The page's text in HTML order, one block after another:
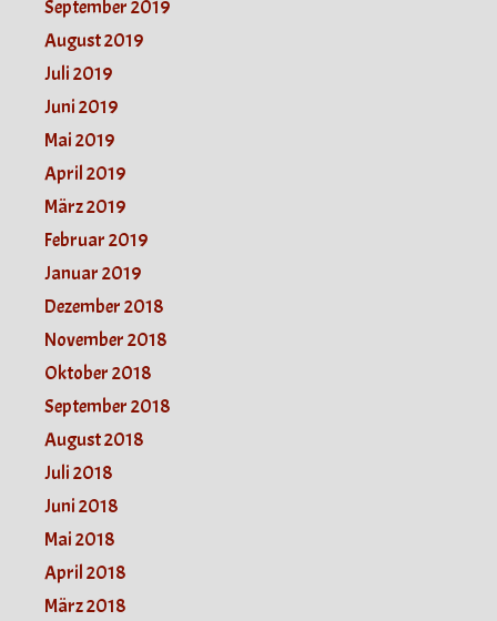
September 2019
August 2019
Juli 2019
Juni 2019
Mai 2019
April 2019
März 2019
Februar 2019
Januar 2019
Dezember 2018
November 2018
Oktober 2018
September 2018
August 2018
Juli 2018
Juni 2018
Mai 2018
April 2018
März 2018